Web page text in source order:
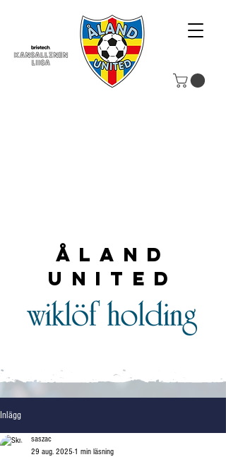
Åland
United
Inlägg
saszac
29 aug. 2025 1 min läsning